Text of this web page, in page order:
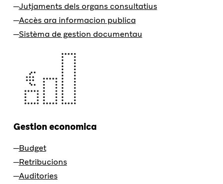
Jutjaments dels organs consultatius
Accès ara informacion publica
Sistèma de gestion documentau
Gestion economica
Budget
Retribucions
Auditories